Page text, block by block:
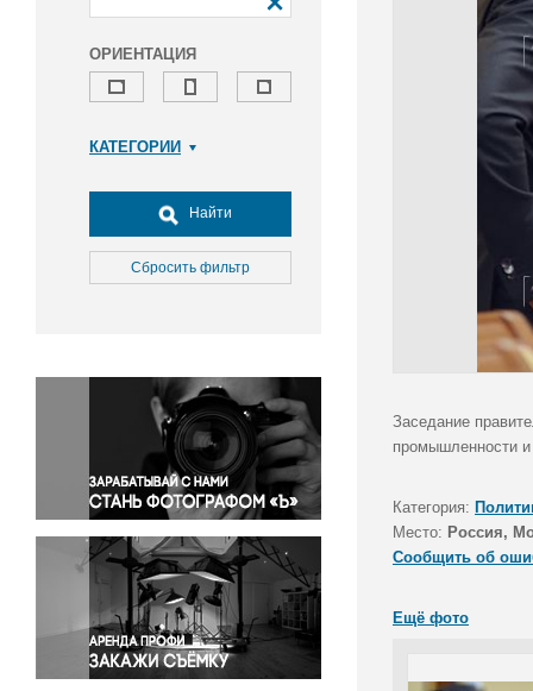
ОРИЕНТАЦИЯ
КАТЕГОРИИ
Досуг, туризм и отдых
Культура
Медицина
Окружающая среда
Политика
Правосудие
Происшествия и конфликты
Религия
Светская жизнь
Спорт
Экология
Экономика и бизнес
Найти
Сбросить фильтр
Заседание
промышленности
Категория:
Место: Россия,
Сообщить об
Ещё фото